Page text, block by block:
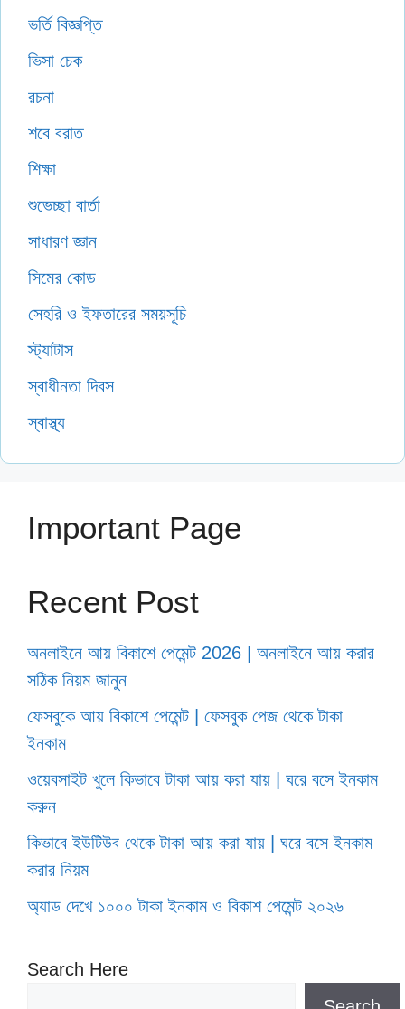
ভর্তি বিজ্ঞপ্তি
ভিসা চেক
রচনা
শবে বরাত
শিক্ষা
শুভেচ্ছা বার্তা
সাধারণ জ্ঞান
সিমের কোড
সেহরি ও ইফতারের সময়সূচি
স্ট্যাটাস
স্বাধীনতা দিবস
স্বাস্থ্য
Important Page
Recent Post
অনলাইনে আয় বিকাশে পেমেন্ট 2026 | অনলাইনে আয় করার
সঠিক নিয়ম জানুন
ফেসবুকে আয় বিকাশে পেমেন্ট | ফেসবুক পেজ থেকে টাকা
ইনকাম
ওয়েবসাইট খুলে কিভাবে টাকা আয় করা যায় | ঘরে বসে ইনকাম
করুন
কিভাবে ইউটিউব থেকে টাকা আয় করা যায় | ঘরে বসে ইনকাম
করার নিয়ম
অ্যাড দেখে ১০০০ টাকা ইনকাম ও বিকাশ পেমেন্ট ২০২৬
Search Here